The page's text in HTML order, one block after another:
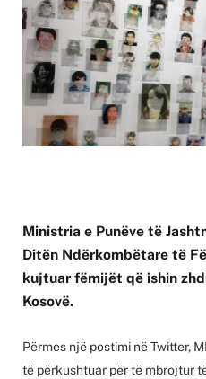
Ministria e Punëve të
Ditën Ndërkombëtare të
kujtuar fëmijët që ishin
Kosovë.
Përmes një postimi në Twitter,
të përkushtuar për të mbrojtur